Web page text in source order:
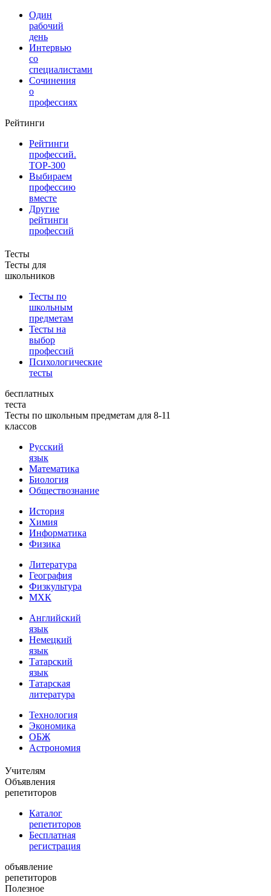
Один
рабочий
день
Интервью
со
специалистами
Сочинения
о
профессиях
Рейтинги
Рейтинги
профессий.
TOP-300
Выбираем
профессию
вместе
Другие
рейтинги
профессий
Тесты
Тесты для
школьников
Тесты по
школьным
предметам
Тесты на
выбор
профессий
Психологические
тесты
бесплатных
теста
Тесты по школьным предметам для 8-11
классов
Русский
язык
Математика
Биология
Обществознание
История
Химия
Информатика
Физика
Литература
География
Физкультура
МХК
Английский
язык
Немецкий
язык
Татарский
язык
Татарская
литература
Технология
Экономика
ОБЖ
Астрономия
Учителям
Объявления
репетиторов
Каталог
репетиторов
Бесплатная
регистрация
объявление
репетиторов
Полезное